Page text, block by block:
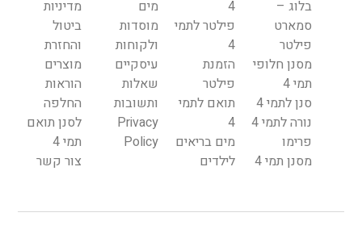
בלוג –
סמארט
פילטר
מסנן חלופי
תמי 4
סנן לתמי 4
נורה לתמי 4
פרימו
מסנן תמי 4
4
פילטר לתמי
4
הזמנת
פילטר
תואם לתמי
4
מים בריאים
לילדים
מים
מוסדות
ולקוחות
עיסקיים
שאלות
ותשובות
Privacy
Policy
מדיניות
ביטול
והחזרת
מוצרים
הוראות
החלפה
לסנן תואם
תמי 4
צור קשר